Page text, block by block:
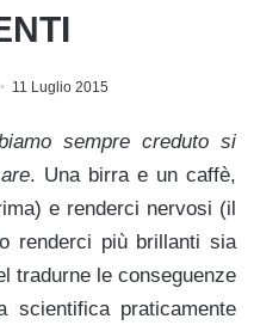
11 Luglio 2015
mo sempre creduto si
. Una birra e un caffè,
e renderci nervosi (il
renderci più brillanti sia
tradurne le conseguenze
scientifica praticamente